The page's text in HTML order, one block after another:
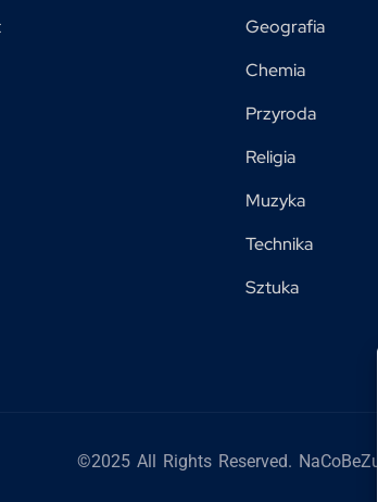
Geografia
Chemia
Przyroda
Religia
Muzyka
Technika
Sztuka
©2025 All Rights Reserved. NaCoBeZu